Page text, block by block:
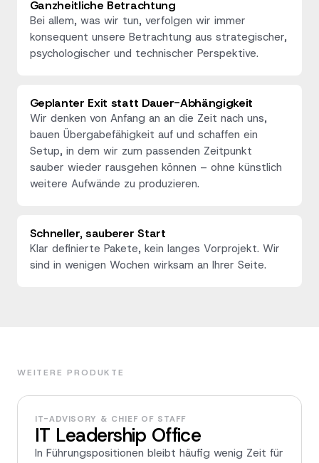
Ganzheitliche Betrachtung
Bei allem, was wir tun, verfolgen wir immer
konsequent unsere Betrachtung aus strategischer,
psychologischer und technischer Perspektive.
Geplanter Exit statt Dauer-Abhängigkeit
Wir denken von Anfang an an die Zeit nach uns,
bauen Übergabefähigkeit auf und schaffen ein
Setup, in dem wir zum passenden Zeitpunkt
sauber wieder rausgehen können – ohne künstlich
weitere Aufwände zu produzieren.
Schneller, sauberer Start
Klar definierte Pakete, kein langes Vorprojekt. Wir
sind in wenigen Wochen wirksam an Ihrer Seite.
WEITERE PRODUKTE
IT-ADVISORY & CHIEF OF STAFF
IT Leadership Office
In Führungspositionen bleibt häufig wenig Zeit für